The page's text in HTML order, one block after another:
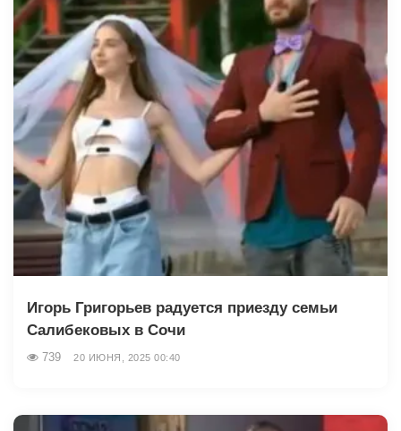
Игорь Григорьев радуется приезду семьи
Салибековых в Сочи
739 20 ИЮНЯ, 2025 00:40